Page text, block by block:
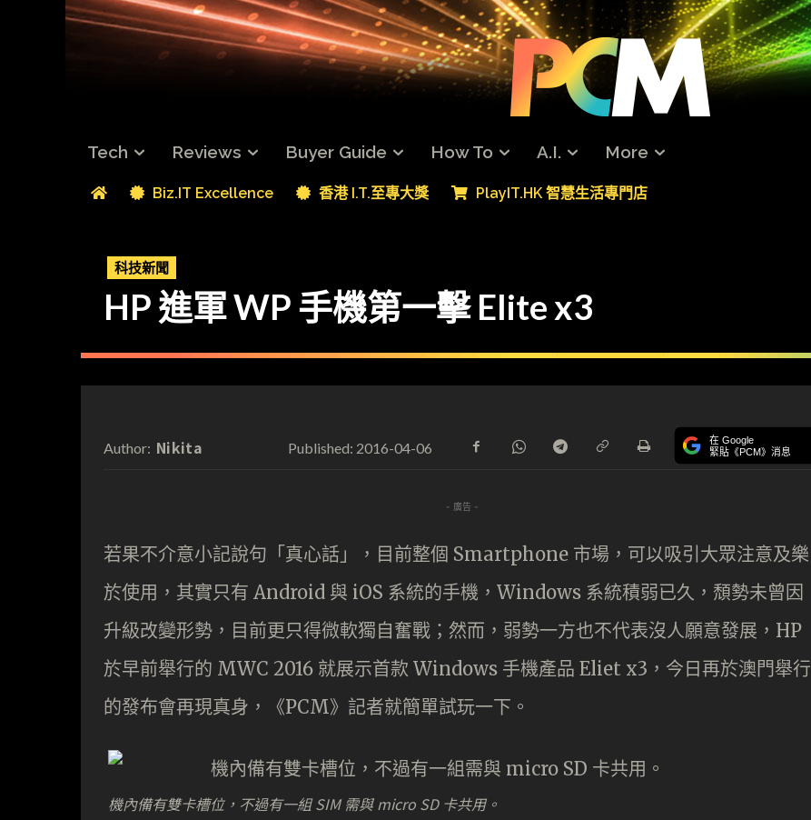
Tech Reviews Buyer Guide How To A.I. More
Biz.IT Excellence 香港 I.T.至專大獎 PlayIT.HK 智慧生活專門店
科技新聞
HP 進軍 WP 手機第一擊 Elite x3
Author: Nikita Published: 2016-04-06 在 Google
緊貼《PCM》消息
- 廣告 -
若果不介意小記說句「真心話」，目前整個 Smartphone 市場，可以吸引大眾注意及樂
於使用，其實只有 Android 與 iOS 系統的手機，Windows 系統積弱已久，頹勢未曾因
升級改變形勢，目前更只得微軟獨自奮戰；然而，弱勢一方也不代表沒人願意發展，HP
於早前舉行的 MWC 2016 就展示首款 Windows 手機產品 Eliet x3，今日再於澳門舉行
的發布會再現真身，《PCM》記者就簡單試玩一下。
機內備有雙卡槽位，不過有一組 SIM 需與 micro SD 卡共用。